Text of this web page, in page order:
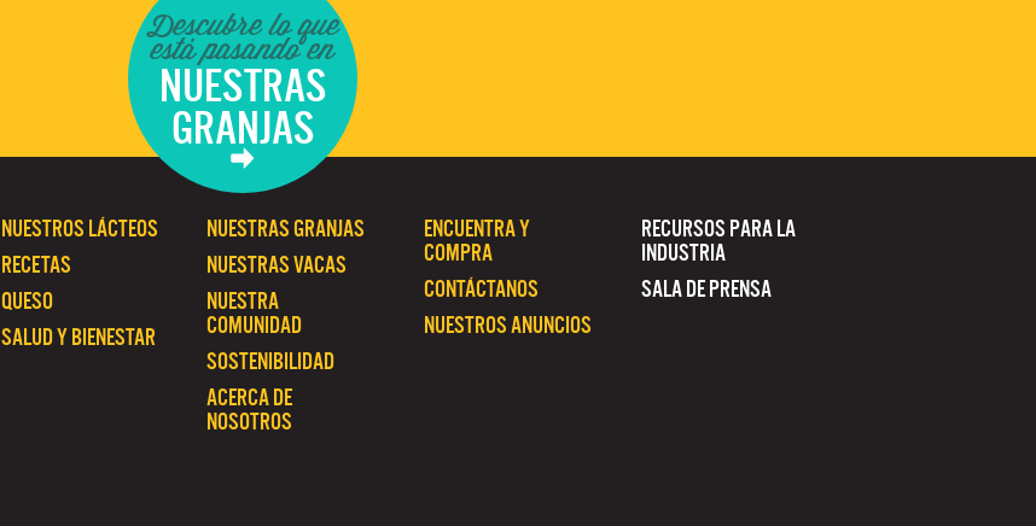
Descubre lo que
está pasando en
NUESTRAS
GRANJAS
RECURSOS PARA LA
INDUSTRIA
SALA DE PRENSA
ENCUENTRA Y
COMPRA
CONTÁCTANOS
NUESTROS ANUNCIOS
NUESTRAS GRANJAS
NUESTRAS VACAS
NUESTRA
COMUNIDAD
SOSTENIBILIDAD
ACERCA DE
NOSOTROS
NUESTROS LÁCTEOS
RECETAS
QUESO
SALUD Y BIENESTAR